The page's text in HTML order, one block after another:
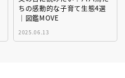
ちの感動的な子育て生態4選
｜図鑑MOVE
2025.06.13